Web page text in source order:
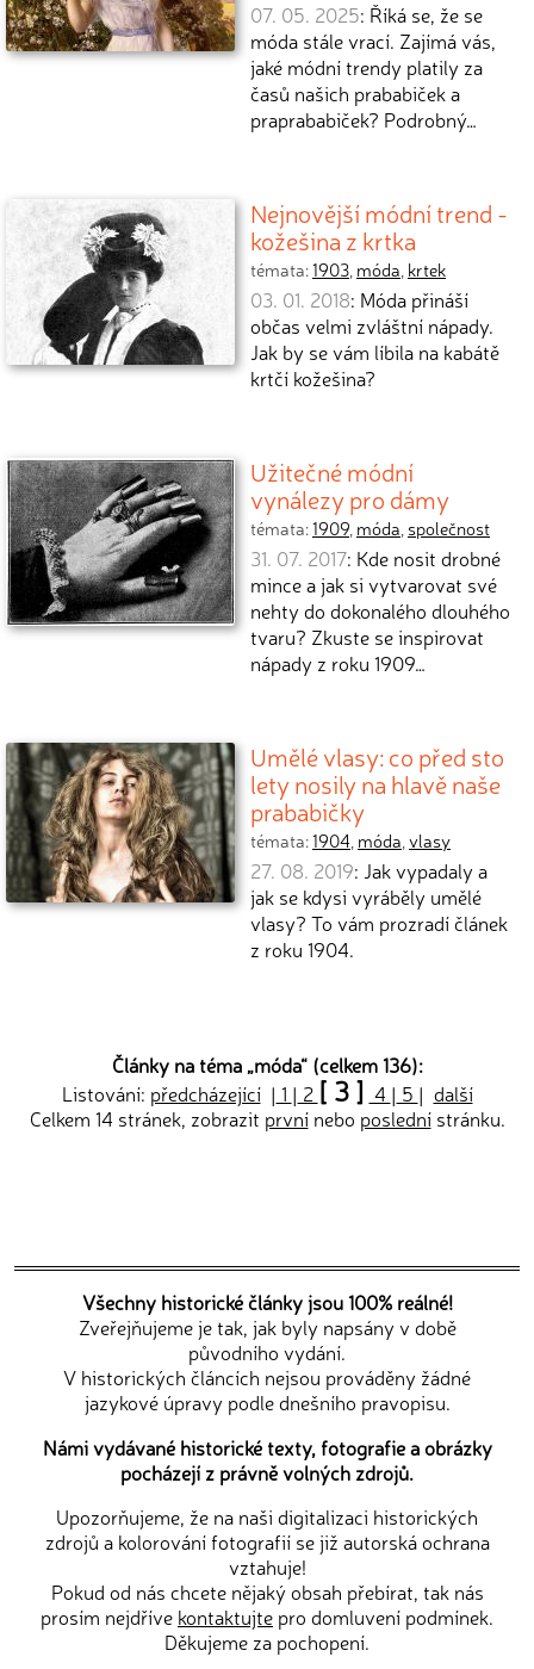
07. 05. 2025: Říká se, že se
móda stále vrací. Zajímá vás,
jaké módní trendy platily za
časů našich prababiček a
praprababiček? Podrobný…
Nejnovější módní trend -
kožešina z krtka
témata:1903, móda, krtek
03. 01. 2018: Móda přináší
občas velmi zvláštní nápady.
Jak by se vám líbila na kabátě
krtčí kožešina?
Užitečné módní
vynálezy pro dámy
témata:1909, móda, společnost
31. 07. 2017: Kde nosit drobné
mince a jak si vytvarovat své
nehty do dokonalého dlouhého
tvaru? Zkuste se inspirovat
nápady z roku 1909…
Umělé vlasy: co před sto
lety nosily na hlavě naše
prababičky
témata:1904, móda,vlasy
27. 08. 2019: Jak vypadaly a
jak se kdysi vyráběly umělé
vlasy? To vám prozradí článek
z roku 1904.
Články na téma „móda“ (celkem 136):
Listování: předcházející| 1 | 2 [ 3 ] 4 | 5 | další
Celkem 14 stránek, zobrazit prvnínebo poslednístránku.
Všechny historické články jsou 100% reálné!
Zveřejňujeme je tak, jak byly napsány v době
původního vydání.
V historických článcích nejsou prováděny žádné
jazykové úpravy podle dnešního pravopisu.
Námi vydávané historické texty, fotografie a obrázky
pocházejí z právně volných zdrojů.
Upozorňujeme, že na naši digitalizaci historických
zdrojů a kolorování fotografií se již autorská ochrana
vztahuje!
Pokud od nás chcete nějaký obsah přebírat, tak nás
prosím nejdříve kontaktujte pro domluvení podmínek.
Děkujeme za pochopení.